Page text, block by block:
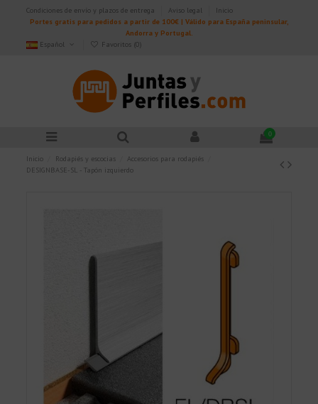
Condiciones de envío y plazos de entrega Aviso legal
Inicio
Portes gratis para pedidos a partir de 100€ | Válido para España peninsular,
Andorra y Portugal.
Español
Favoritos (0)
0
Inicio Rodapiés y escocias
Accesorios para rodapiés
DESIGNBASE-SL - Tapón izquierdo